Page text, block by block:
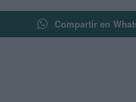
Compartir en